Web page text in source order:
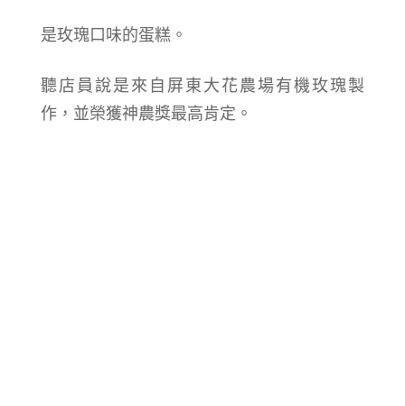
是玫瑰口味的蛋糕。
聽店員說是來自屏東大花農場有機玫瑰製
作，並榮獲神農獎最高肯定。